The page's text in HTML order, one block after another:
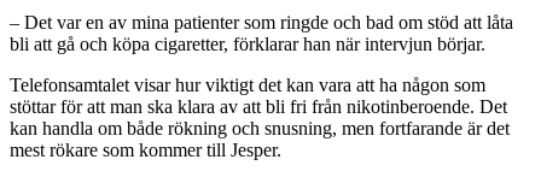
– Det var en av mina patienter som ringde och bad om stöd att låta
bli att gå och köpa cigaretter, förklarar han när intervjun börjar.
Telefonsamtalet visar hur viktigt det kan vara att ha någon som
stöttar för att man ska klara av att bli fri från nikotinberoende. Det
kan handla om både rökning och snusning, men fortfarande är det
mest rökare som kommer till Jesper.